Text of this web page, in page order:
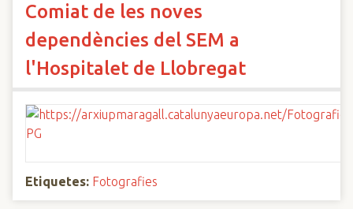
Comiat de les noves
dependències del SEM a
l'Hospitalet de Llobregat
Etiquetes: Fotografies